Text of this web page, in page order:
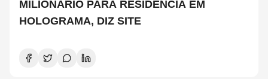
MILIONÁRIO PARA RESIDÊNCIA EM
HOLOGRAMA, DIZ SITE